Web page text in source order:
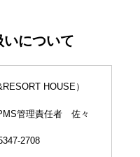
について
HOUSE）
管理責任者 佐々
2708